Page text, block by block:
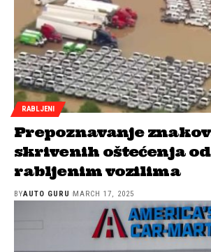
RABLJENI
Prepoznavanje
skrivenih oštećenja od
rabljenim vozilima
BYAUTO GURU MARCH 17, 2025